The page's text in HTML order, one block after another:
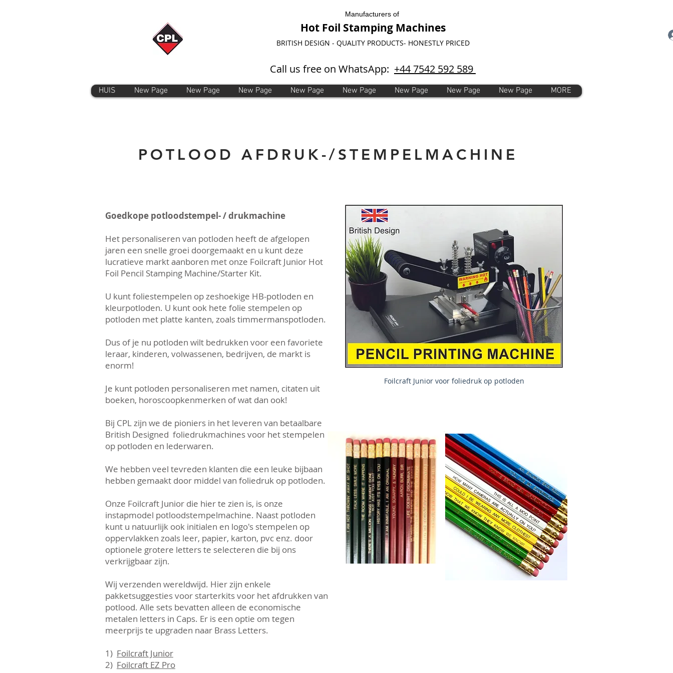
Manufacturers of
Hot Foil Stamping Machines
BRITISH DESIGN - QUALITY PRODUCTS- HONESTLY PRICED
Call us free on WhatsApp: +44 7542 592 589
HUIS New Page New Page New Page New Page New Page New Page New Page New Page MORE
POTLOOD AFDRUK-/STEMPELMACHINE
Goedkope potloodstempel- / drukmachine
Het personaliseren van potloden heeft de afgelopen
jaren een snelle groei doorgemaakt en u kunt deze
lucratieve markt aanboren met onze Foilcraft Junior Hot
Foil Pencil Stamping Machine/Starter Kit.
U kunt foliestempelen op zeshoekige HB-potloden en
kleurpotloden. U kunt ook hete folie stempelen op
potloden met platte kanten, zoals timmermanspotloden.
Dus of je nu potloden wilt bedrukken voor een favoriete
leraar, kinderen, volwassenen, bedrijven, de markt is
enorm!
Je kunt potloden personaliseren met namen, citaten uit
boeken, horoscoopkenmerken of wat dan ook!
Bij CPL zijn we de pioniers in het leveren van betaalbare
British Designed foliedrukmachines voor het stempelen
op potloden en lederwaren.
We hebben veel tevreden klanten die een leuke bijbaan
hebben gemaakt door middel van foliedruk op potloden.
Onze Foilcraft Junior die hier te zien is, is onze
instapmodel potloodstempelmachine. Naast potloden
kunt u natuurlijk ook initialen en logo's stempelen op
oppervlakken zoals leer, papier, karton, pvc enz. door
optionele grotere letters te selecteren die bij ons
verkrijgbaar zijn.
Wij verzenden wereldwijd. Hier zijn enkele
pakketsuggesties voor starterkits voor het afdrukken van
potlood. Alle sets bevatten alleen de economische
metalen letters in Caps. Er is een optie om tegen
meerprijs te upgraden naar Brass Letters.
1) Foilcraft Junior
2) Foilcraft EZ Pro
Foilcraft Junior voor foliedruk op potloden